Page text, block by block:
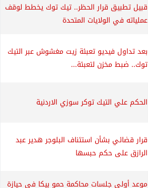
قبيل تطبيق قرار الحظر.. تيك توك يخطط لوقف
عملياته في الولايات المتحدة
بعد تداول فيديو تعبئة زيت مغشوش عبر التيك
توك.. ضبط مخزن لتعبئة...
الحكم علي التيك توكر سوزي الاردنية
قرار قضائي بشأن استئناف البلوجر هدير عبد
الرازق على حكم حبسها
موعد أولى جلسات محاكمة حمو بيكا في حيازة